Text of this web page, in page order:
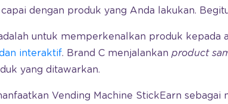
dengan produk yang Anda lakukan.
untuk memperkenalkan produk kepada
interaktif. Brand C menjalankan product
yang ditawarkan.
Vending Machine StickEarn sebagai